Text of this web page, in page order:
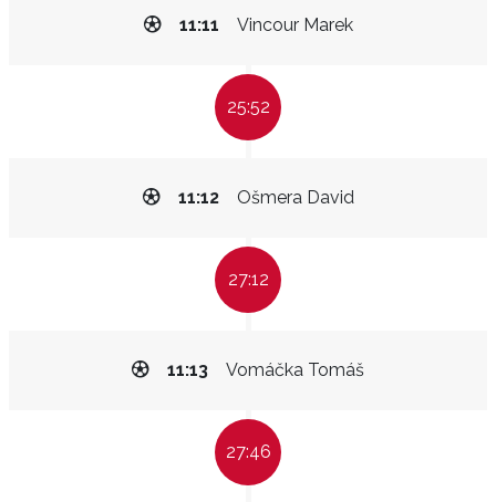
Vincour Marek
11:11
25:52
Ošmera David
11:12
27:12
Vomáčka Tomáš
11:13
27:46